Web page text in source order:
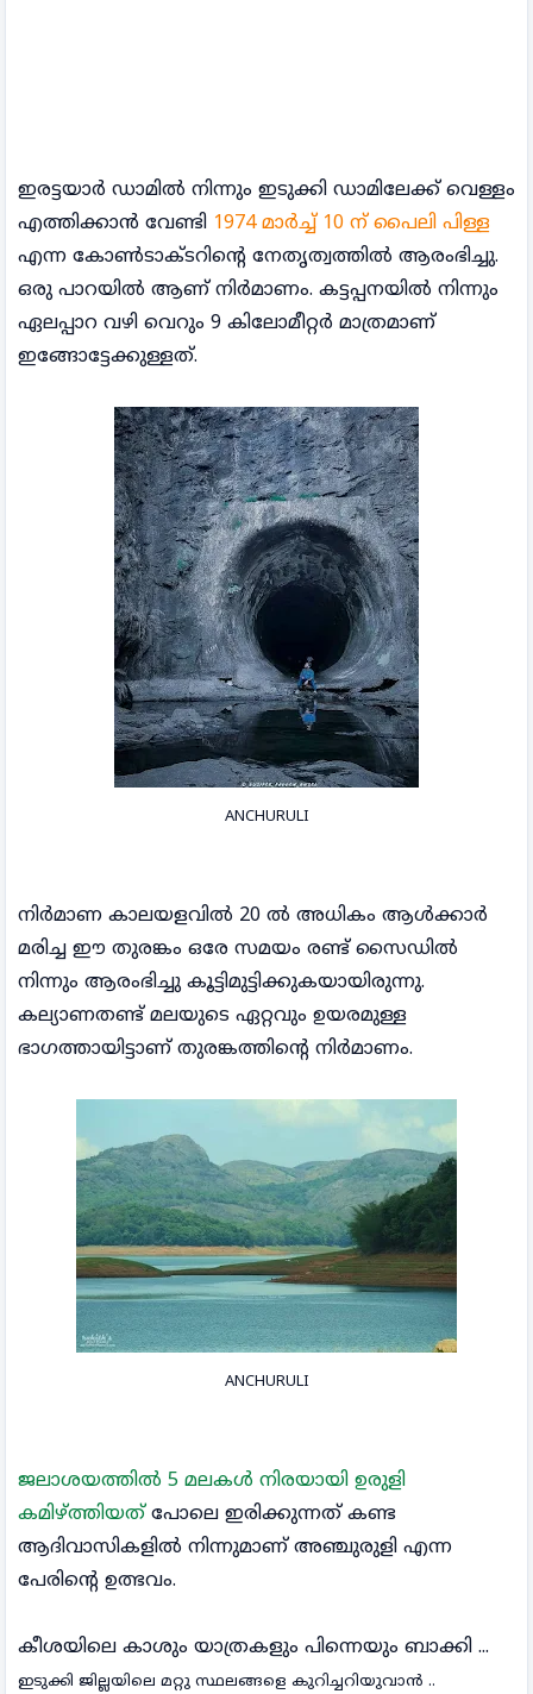
ഇരട്ടയാർ ഡാമിൽ നിന്നും ഇടുക്കി ഡാമിലേക്ക് വെള്ളം
എത്തിക്കാൻ വേണ്ടി 1974 മാർച്ച്‌ 10 ന് പൈലി പിള്ള
എന്ന കോൺടാക്ടറിന്റെ നേതൃത്വത്തിൽ ആരംഭിച്ചു.
ഒരു പാറയിൽ ആണ് നിർമാണം. കട്ടപ്പനയിൽ നിന്നും
ഏലപ്പാറ വഴി വെറും 9 കിലോമീറ്റർ മാത്രമാണ്
ഇങ്ങോട്ടേക്കുള്ളത്.
ANCHURULI
നിർമാണ കാലയളവിൽ 20 ൽ അധികം ആൾക്കാർ
മരിച്ച ഈ തുരങ്കം ഒരേ സമയം രണ്ട് സൈഡിൽ
നിന്നും ആരംഭിച്ചു കൂട്ടിമുട്ടിക്കുകയായിരുന്നു.
കല്യാണതണ്ട് മലയുടെ ഏറ്റവും ഉയരമുള്ള
ഭാഗത്തായിട്ടാണ് തുരങ്കത്തിന്റെ നിർമാണം.
ANCHURULI
ജലാശയത്തിൽ 5 മലകൾ നിരയായി ഉരുളി
കമിഴ്ത്തിയത് പോലെ ഇരിക്കുന്നത് കണ്ട
ആദിവാസികളിൽ നിന്നുമാണ് അഞ്ചുരുളി എന്ന
പേരിന്റെ ഉത്ഭവം.
കീശയിലെ കാശും യാത്രകളും പിന്നെയും ബാക്കി ...
ഇടുക്കി ജില്ലയിലെ മറ്റു സ്ഥലങ്ങളെ കുറിച്ചറിയുവാൻ ..